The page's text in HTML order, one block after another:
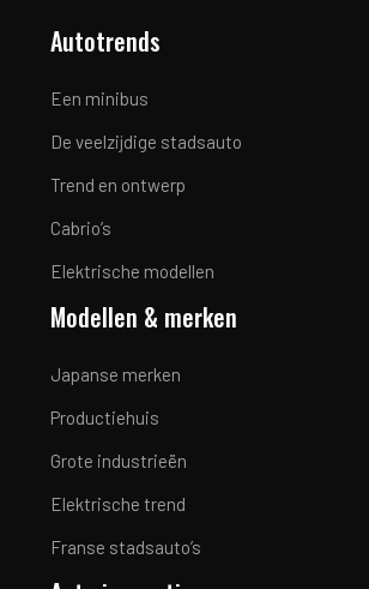
Autotrends
Een minibus
De veelzijdige stadsauto
Trend en ontwerp
Cabrio’s
Elektrische modellen
Modellen & merken
Japanse merken
Productiehuis
Grote industrieën
Elektrische trend
Franse stadsauto’s